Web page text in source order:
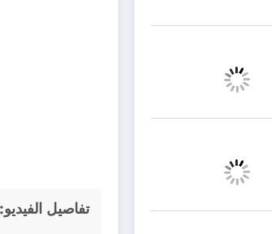
تفاصيل الفيديو: